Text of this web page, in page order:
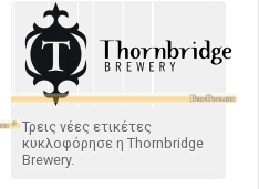
Τρεις νέες ετικέτες
κυκλοφόρησε η Thornbridge
Brewery.